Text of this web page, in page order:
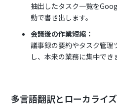
抽出したタスク一覧を
動で書き出します。
会議後の作業短縮：
議事録の要約やタスク管理
し、本来の業務に集中でき
多言語翻訳とローカライ